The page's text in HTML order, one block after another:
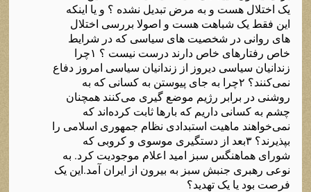
یک اختلال هست و به مرض تبدیل نشده ؟ و یا اینکه
این فقط یک شباهت هست و اصولا بررسی اختلال
های روانی در شخصیت های سیاسی که در شرایط
خاص رفتارهای خاص دارند درست نیست ؟ ۱چرا
زندانیان سیاسی دیروز از زندانیان سیاسی امروز دفاع
نمی‌کنند؟ ۲چرا به جای پیوستن به کسانی که به
روشنی در برابر رژیم موضع گیری می‌کنند همچنان
چشم به کسانی داریم که بارها ثابت کرده‌اند که
نمی‌خواهند ماهیت استبدادی نظام جمهوری اسلامی را
بپذیرند؟ ۳بعد از دستگیری موسوی و کروبی که
شورای هماهنگس سبز امید اعلام موجودیت کرد. به
نوعی رهبری جنبش سبز به بیرون از ایران آمد.این یک
فرصت بود یا یک تهدید؟